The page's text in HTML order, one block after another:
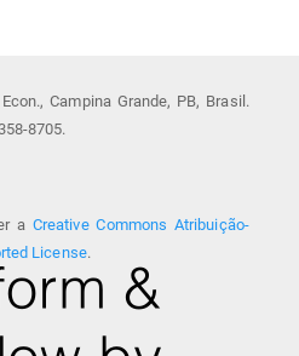
Campina Grande, PB, Brasil.
8705.
a Creative Commons Atribuição-
License.